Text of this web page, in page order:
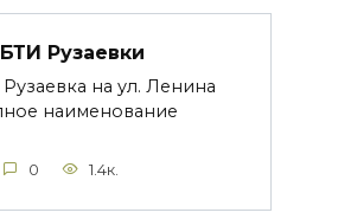
БТИ Рузаевки
на ул. Ленина
наименование
0 1.4к.